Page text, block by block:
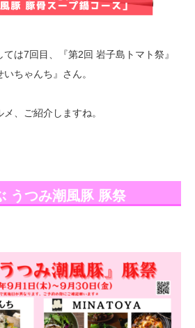
は7回目、『第2回 岩子島トマト祭』
ちゃんち』さん。
、ご紹介しますね。
うつみ潮風豚 豚祭